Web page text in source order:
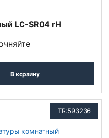
LC-SR04 rH
В корзину
TR:593236